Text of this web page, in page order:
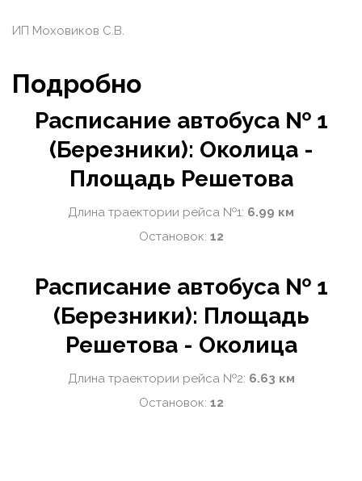
ИП Моховиков С.В.
Подробно
Расписание автобуса № 1
(Березники): Околица -
Площадь Решетова
Длина траектории рейса №1: 6.99 км
Остановок: 12
Расписание автобуса № 1
(Березники): Площадь
Решетова - Околица
Длина траектории рейса №2: 6.63 км
Остановок: 12